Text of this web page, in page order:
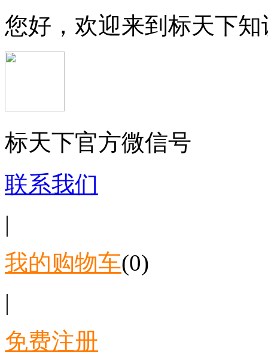
您好，欢迎来到标天下
标天下官方微信号
联系我们
|
我的购物车(0)
|
免费注册